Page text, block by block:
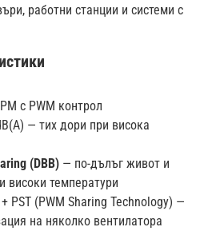
работни станции и системи с
с PWM контрол
— тих дори при висока
(DBB) — по-дълъг живот и
високи температури
PST (PWM Sharing Technology) —
на няколко вентилатора